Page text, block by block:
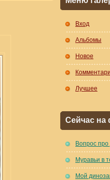
Вход
Альбомы
Новое
Лучшее
Сейчас на
Вопрос про
Муравьи в
Мой